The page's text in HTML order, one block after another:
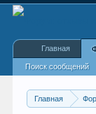
Главная
Главная
Поиск сообщений